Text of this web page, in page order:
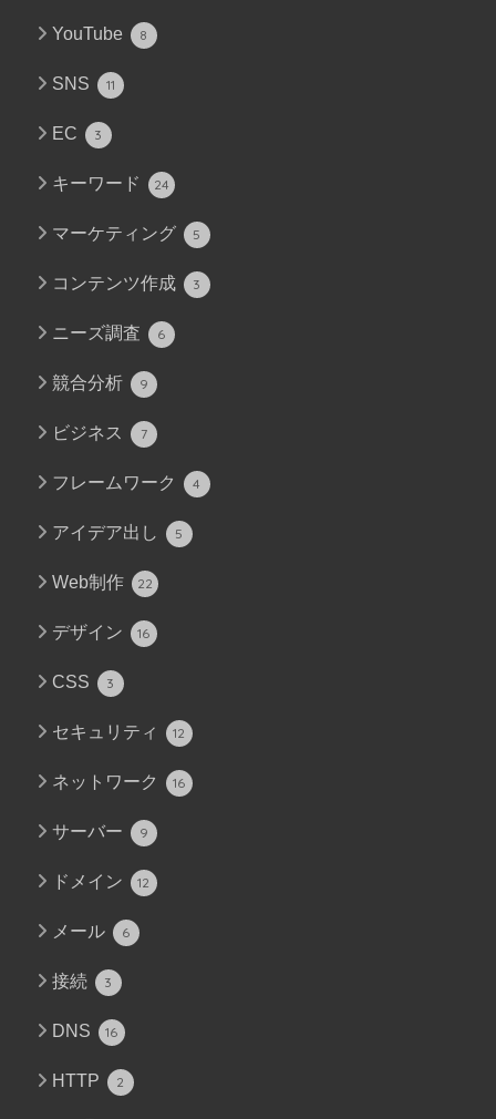
YouTube 8
SNS 11
EC 3
キーワード 24
マーケティング 5
コンテンツ作成 3
ニーズ調査 6
競合分析 9
ビジネス 7
フレームワーク 4
アイデア出し 5
Web制作 22
デザイン 16
CSS 3
セキュリティ 12
ネットワーク 16
サーバー 9
ドメイン 12
メール 6
接続 3
DNS 16
HTTP 2